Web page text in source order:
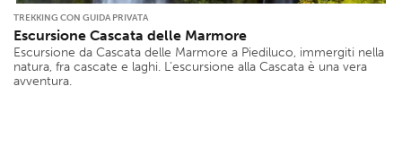
TREKKING CON GUIDA PRIVATA
Escursione Cascata delle Marmore
Escursione da Cascata delle Marmore a Piediluco, immergiti nella
natura, fra cascate e laghi. L’escursione alla Cascata è una vera
avventura.